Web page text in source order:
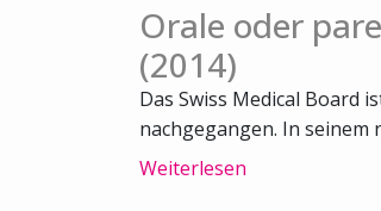
Orale oder
(2014)
Das Swiss Medical Board
nachgegangen. In seinem
Weiterlesen